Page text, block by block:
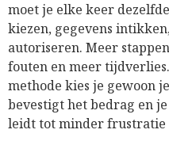
moet je elke keer
kiezen, gegevens
autoriseren. Meer
fouten en meer
methode kies je gewoon
bevestigt het bedrag en
leidt tot minder frustratie